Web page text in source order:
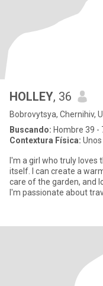
HOLLEY, 36
Bobrovytsya, Chernihiv,
Buscando: Hombre 39 -
Contextura Física:
I'm a girl who truly loves
itself. I can create a
care of the garden, and
I'm passionate about